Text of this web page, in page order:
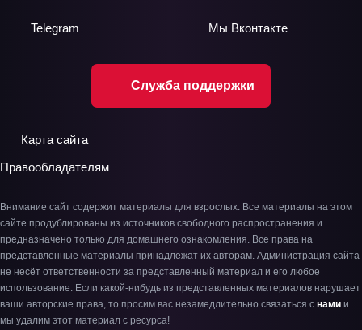
Служба поддержки
Telegram Мы Вконтакте
Карта сайта
Правообладателям
Внимание сайт содержит материалы для взрослых. Все материалы на этом
сайте продублированы из источников свободного распространения и
предназначено только для домашнего ознакомления. Все права на
представленные материалы принадлежат их авторам. Администрация сайта
не несёт ответственности за представленный материал и его любое
использование. Если какой-нибудь из представленных материалов нарушает
ваши авторские права, то просим вас незамедлительно связаться с нами и
мы удалим этот материал с ресурса!